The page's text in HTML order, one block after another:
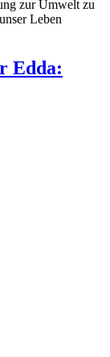
zur Umwelt zu
Leben
Edda: